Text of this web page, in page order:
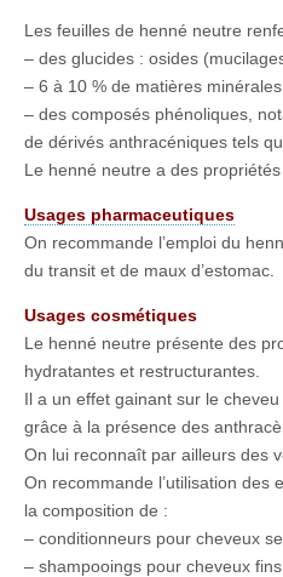
Les feuilles de henné neutre
– des glucides : osides
– 6 à 10 % de matières minérales
– des composés phénoliques,
de dérivés anthracéniques tels
Le henné neutre a des
Usages pharmaceutiques
On recommande l’emploi du
du transit et de maux d’estomac.
Usages cosmétiques
Le henné neutre présente des
hydratantes et restructurantes.
Il a un effet gainant sur le
grâce à la présence des
On lui reconnaît par ailleurs des
On recommande l’utilisation des
la composition de :
– conditionneurs pour cheveux
– shampooings pour cheveux